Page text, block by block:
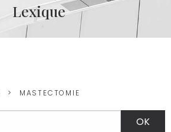
Lexique
MASTECTOMIE